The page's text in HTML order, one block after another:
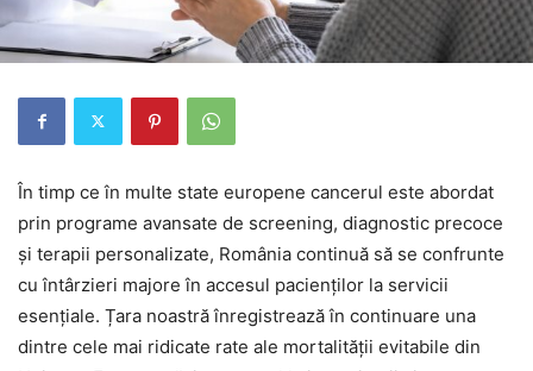
În timp ce în multe state europene cancerul este abordat
prin programe avansate de screening, diagnostic precoce
și terapii personalizate, România continuă să se confrunte
cu întârzieri majore în accesul pacienților la servicii
esențiale. Țara noastră înregistrează în continuare una
dintre cele mai ridicate rate ale mortalității evitabile din